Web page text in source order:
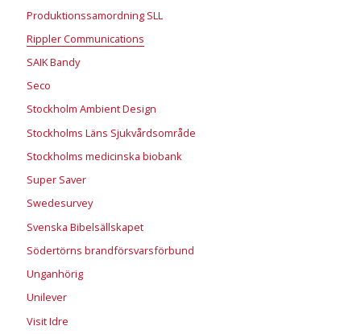
Produktionssamordning SLL
Rippler Communications
SAIK Bandy
Seco
Stockholm Ambient Design
Stockholms Läns Sjukvårdsområde
Stockholms medicinska biobank
Super Saver
Swedesurvey
Svenska Bibelsällskapet
Södertörns brandförsvarsförbund
Unganhörig
Unilever
Visit Idre